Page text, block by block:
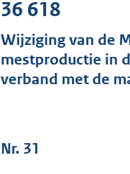
36 618
Wijziging van de
mestproductie in
verband met de
Nr. 31